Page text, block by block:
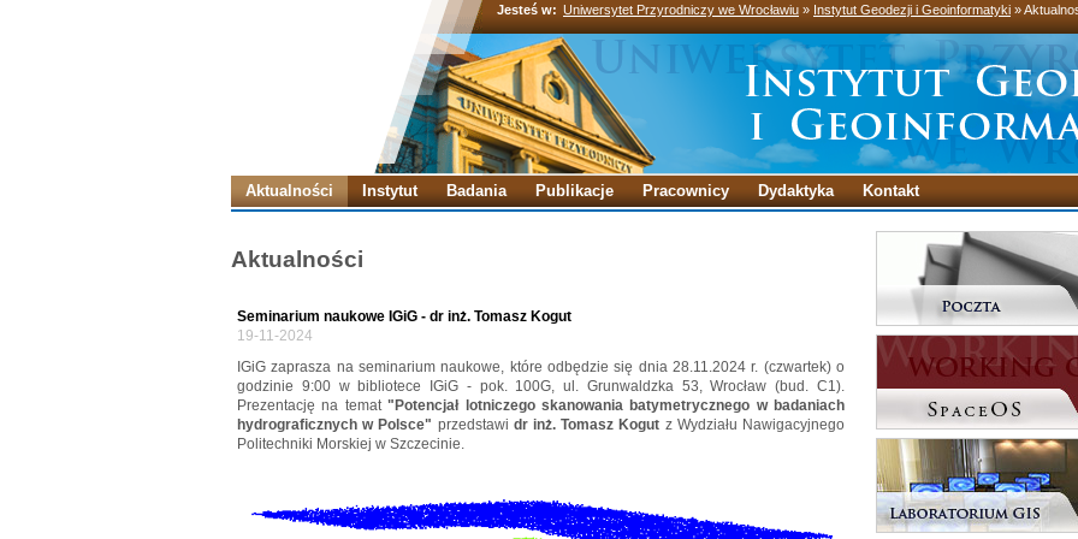
Jesteś w: Uniwersytet Przyrodniczy we Wrocławiu » Instytut Geodezji i Geoinformatyki »
Aktualności Instytut Badania Publikacje Pracownicy Dydaktyka Kontakt
Aktualności
Seminarium naukowe IGiG - dr inż. Tomasz Kogut
19-11-2024
IGiG zaprasza na seminarium naukowe, które odbędzie się dnia 28.11.2024 r. (czwartek) o
godzinie 9:00 w bibliotece IGiG - pok. 100G, ul. Grunwaldzka 53, Wrocław (bud. C1).
Prezentację na temat"Potencjał lotniczego skanowania batymetrycznego w badaniach
hydrograficznych w Polsce" przedstawi dr inż. Tomasz Kogut z Wydziału Nawigacyjnego
Politechniki Morskiej w Szczecinie.